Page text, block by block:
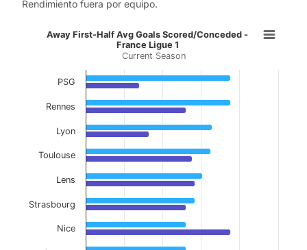
Rendimiento fuera por equipo.
Away First-Half Avg Goals
Bar chart with 2 data series.
Current Season
View as data table, Away First-Half Avg
The chart has 1 X axis displaying categories.
The chart has 1 Y axis displaying values. Data ranges
Away First-Half Avg Goals Scored/Conceded -
France Ligue 1
Current Season
PSG
Rennes
Lyon
Toulouse
Lens
Strasbourg
Nice